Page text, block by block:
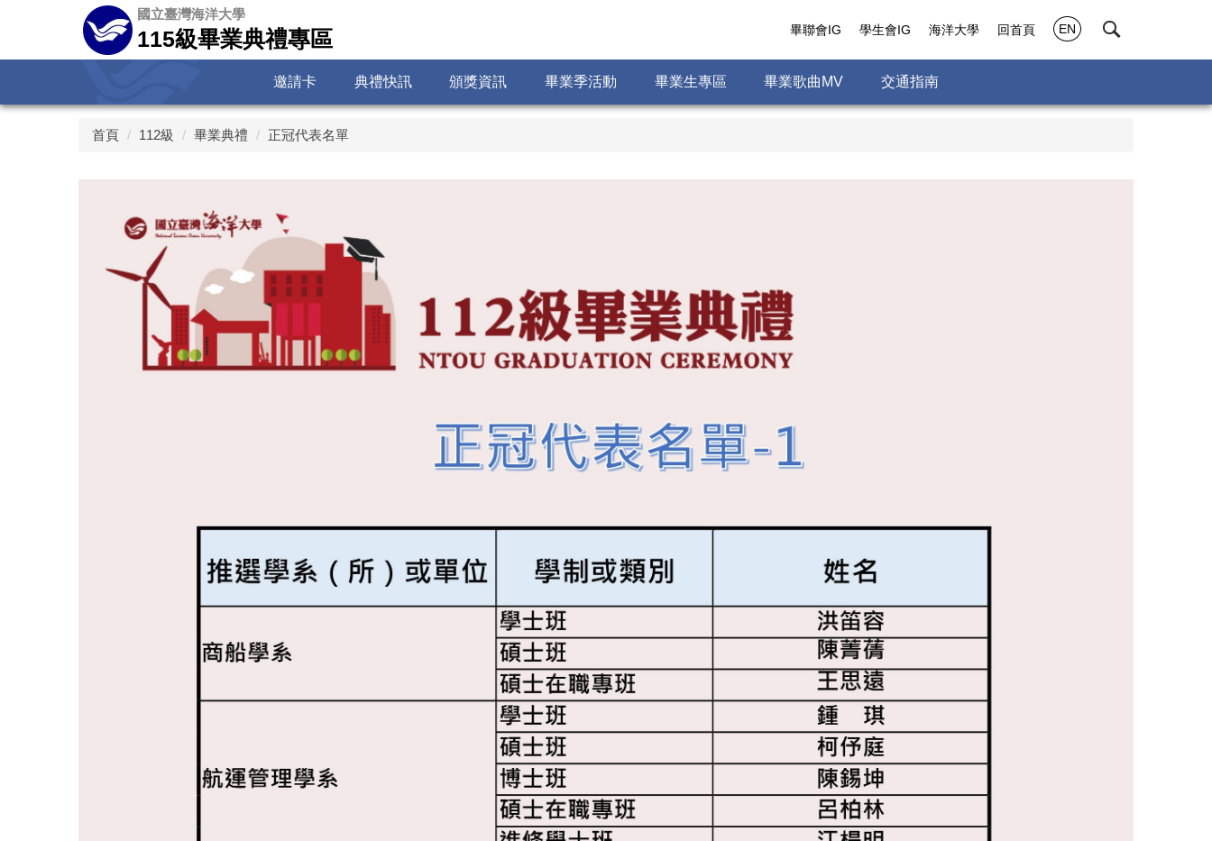
容
國立臺灣海洋大學
115級畢業典禮專區 畢聯會IG 學生會IG 海洋大學 回首頁 EN
邀請卡 典禮快訊 頒獎資訊 畢業季活動 畢業生專區 畢業歌曲MV 交通指南
首頁 112級 畢業典禮 正冠代表名單